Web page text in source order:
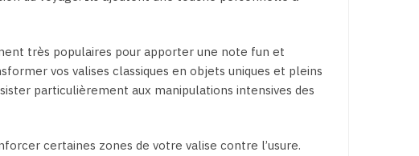
très populaires pour apporter une note fun et
vos valises classiques en objets uniques et pleins
particulièrement aux manipulations intensives des
certaines zones de votre valise contre l’usure.